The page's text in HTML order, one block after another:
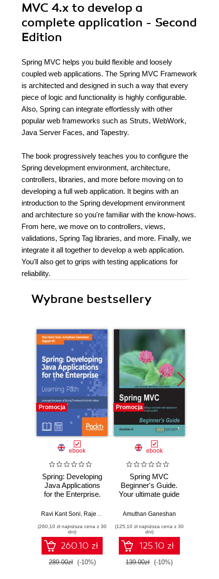
MVC 4.x to develop a
complete application - Second
Edition
Spring MVC helps you build flexible and loosely
coupled web applications. The Spring MVC Framework
is architected and designed in such a way that every
piece of logic and functionality is highly configurable.
Also, Spring can integrate effortlessly with other
popular web frameworks such as Struts, WebWork,
Java Server Faces, and Tapestry.
The book progressively teaches you to configure the
Spring development environment, architecture,
controllers, libraries, and more before moving on to
developing a full web application. It begins with an
introduction to the Spring development environment
and architecture so you're familiar with the know-hows.
From here, we move on to controllers, views,
validations, Spring Tag libraries, and more. Finally, we
integrate it all together to develop a web application.
You'll also get to grips with testing applications for
reliability.
Wybrane bestsellery
Promocja
ebook
Spring: Developing
Java Applications
for the Enterprise.
applications and
Spring Framework,
Spring Boot, and
Spring Cloud
Ravi Kant Soni, Rajesh R V Amuthan Ganeshan
(260,10 zł najniższa cena z 30
dni)
260.10 zł
289.00zł (-10%)
Promocja
ebook
Spring MVC
Beginner's Guide.
Your ultimate guide
complete web
the capabilities of
Spring MVC
Amuthan Ganeshan
(125,10 zł najniższa cena z 30
dni)
125.10 zł
139.00zł (-10%)